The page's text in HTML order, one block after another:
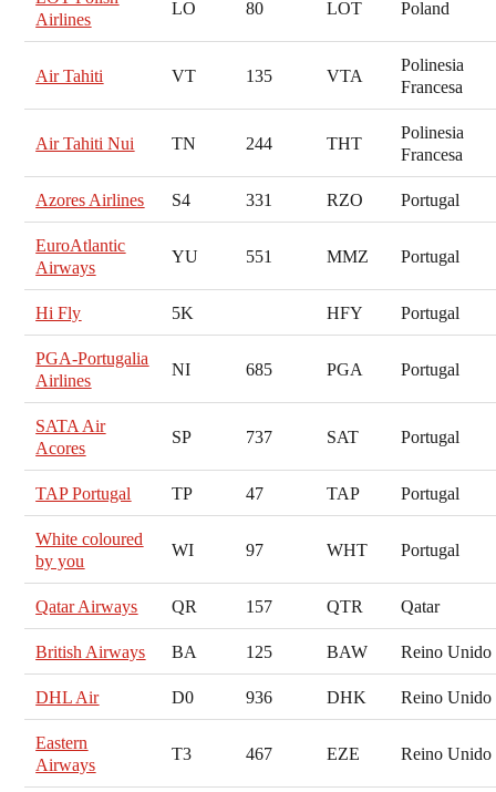
Airlines
LO 80 LOT Poland
Air Tahiti VT 135 VTA
Polinesia
Francesa
Air Tahiti Nui TN 244 THT
Polinesia
Francesa
Azores Airlines S4 331 RZO Portugal
EuroAtlantic
Airways
YU 551 MMZ Portugal
Hi Fly 5K HFY Portugal
PGA-Portugalia
Airlines
NI 685 PGA Portugal
SATA Air
Acores
SP 737 SAT Portugal
TAP Portugal TP 47 TAP Portugal
White coloured
by you
WI 97 WHT Portugal
Qatar Airways QR 157 QTR Qatar
British Airways BA 125 BAW Reino Unido
DHL Air D0 936 DHK Reino Unido
Eastern
Airways
T3 467 EZE Reino Unido